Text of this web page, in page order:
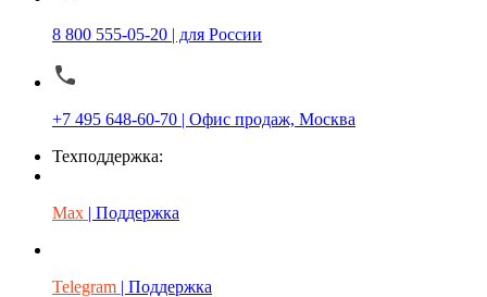
8 800 555-05-20 | для России
+7 495 648-60-70 | Офис продаж, Москва
Техподдержка:
Max | Поддержка
Telegram | Поддержка